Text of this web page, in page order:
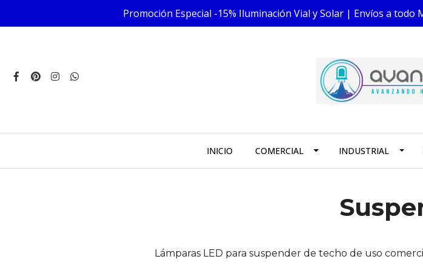
Promoción Especial -15% Iluminación Vial y Solar | Envíos a todo
INICIO COMERCIAL INDUSTRIAL
Lámparas LED para suspender de techo de uso